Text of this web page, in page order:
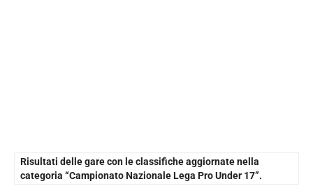
Risultati delle gare con le classifiche aggiornate nella
categoria “Campionato Nazionale Lega Pro Under 17”.